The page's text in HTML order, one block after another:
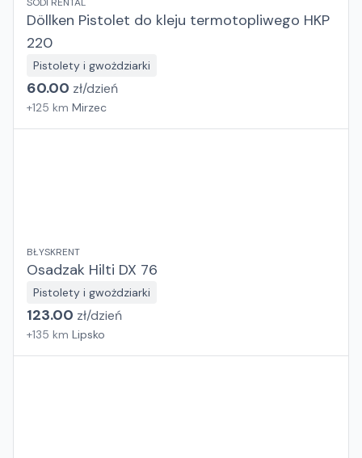
Döllken Pistolet do kleju termotopliwego HKP
220
Pistolety i gwożdziarki
60.00 zł/dzień
+125 km Mirzec
BŁYSKRENT
Osadzak Hilti DX 76
Pistolety i gwożdziarki
123.00 zł/dzień
+135 km Lipsko